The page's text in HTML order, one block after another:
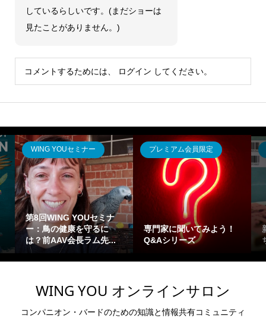
しているらしいです。(まだショーは
見たことがありません。)
コメントするためには、 ログイン してください。
WING YOUセミナー
第8回WING YOUセミナ
ー：鳥の健康を守るに
は？前AAV会長ラム先...
プレミアム会員限定
専門家に聞いてみよう！
Q&Aシリーズ
WING YOU オンラインサロン
コンパニオン・バードのための知識と情報共有コミュニティ